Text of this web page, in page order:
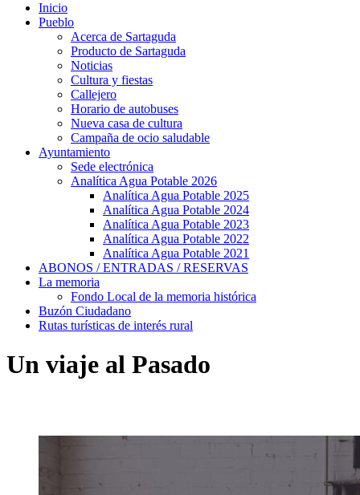
Inicio
Pueblo
Acerca de Sartaguda
Producto de Sartaguda
Noticias
Cultura y fiestas
Callejero
Horario de autobuses
Nueva casa de cultura
Campaña de ocio saludable
Ayuntamiento
Sede electrónica
Analítica Agua Potable 2026
Analítica Agua Potable 2025
Analítica Agua Potable 2024
Analítica Agua Potable 2023
Analítica Agua Potable 2022
Analítica Agua Potable 2021
ABONOS / ENTRADAS / RESERVAS
La memoria
Fondo Local de la memoria histórica
Buzón Ciudadano
Rutas turísticas de interés rural
Un viaje al Pasado